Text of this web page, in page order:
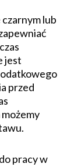
lub
jest
przed
pracy w